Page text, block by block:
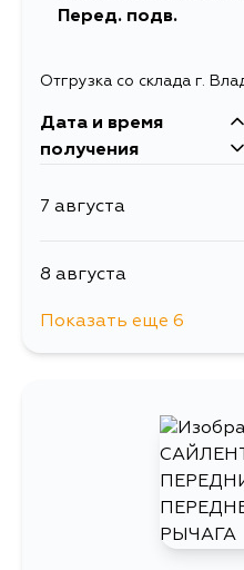
Перед. подв.
Отгрузка со склада г.
Дата и время
получения
7 августа
8 августа
Показать еще 6